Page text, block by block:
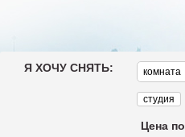
Я ХОЧУ СНЯТЬ: комната
студия
Цена по